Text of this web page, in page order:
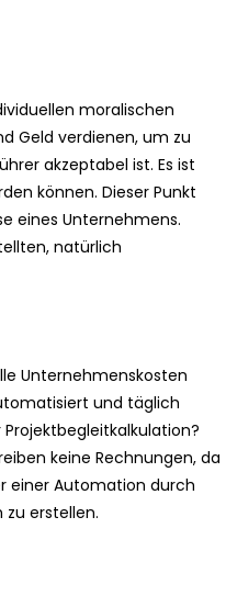
moralischen
Geld verdienen, um zu
akzeptabel ist. Es ist
können. Dieser Punkt
eines Unternehmens.
natürlich
Unternehmenskosten
und täglich
keine Rechnungen, da
einer Automation durch
erstellen.